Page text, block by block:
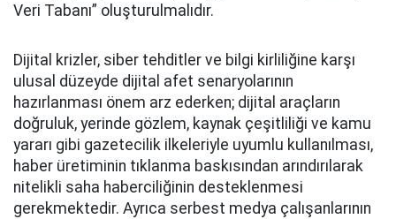
Veri Tabanı” oluşturulmalıdır.
Dijital krizler, siber tehditler ve bilgi kirliliğine karşı
ulusal düzeyde dijital afet senaryolarının
hazırlanması önem arz ederken; dijital araçların
doğruluk, yerinde gözlem, kaynak çeşitliliği ve kamu
yararı gibi gazetecilik ilkeleriyle uyumlu kullanılması,
haber üretiminin tıklanma baskısından arındırılarak
nitelikli saha haberciliğinin desteklenmesi
gerekmektedir. Ayrıca serbest medya çalışanlarının